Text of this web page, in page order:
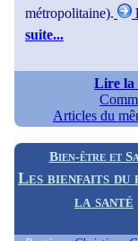
métropolitaine).
suite...
Lire la
Articles du
Bien-être et
Les bienfaits du
la santé